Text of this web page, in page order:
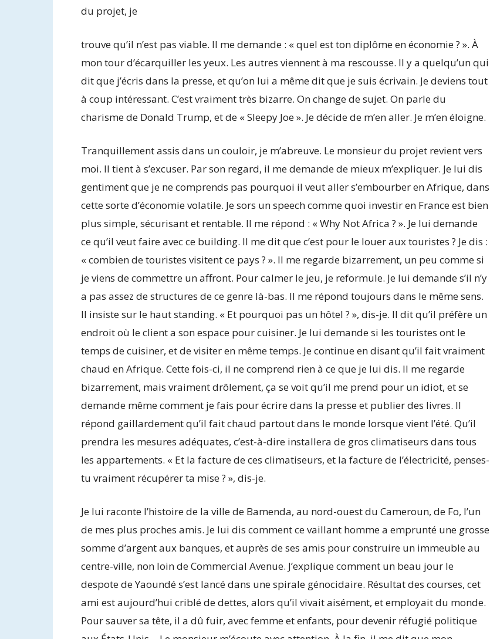
du projet, je
trouve qu’il n’est pas viable. Il me demande : « quel est ton diplôme en économie ? ». À
mon tour d’écarquiller les yeux. Les autres viennent à ma rescousse. Il y a quelqu’un qui
dit que j’écris dans la presse, et qu’on lui a même dit que je suis écrivain. Je deviens tout
à coup intéressant. C’est vraiment très bizarre. On change de sujet. On parle du
charisme de Donald Trump, et de « Sleepy Joe ». Je décide de m’en aller. Je m’en éloigne.
Tranquillement assis dans un couloir, je m’abreuve. Le monsieur du projet revient vers
moi. Il tient à s’excuser. Par son regard, il me demande de mieux m’expliquer. Je lui dis
gentiment que je ne comprends pas pourquoi il veut aller s’embourber en Afrique, dans
cette sorte d’économie volatile. Je sors un speech comme quoi investir en France est bien
plus simple, sécurisant et rentable. Il me répond : « Why Not Africa ? ». Je lui demande
ce qu’il veut faire avec ce building. Il me dit que c’est pour le louer aux touristes ? Je dis :
« combien de touristes visitent ce pays ? ». Il me regarde bizarrement, un peu comme si
je viens de commettre un affront. Pour calmer le jeu, je reformule. Je lui demande s’il n’y
a pas assez de structures de ce genre là-bas. Il me répond toujours dans le même sens.
Il insiste sur le haut standing. « Et pourquoi pas un hôtel ? », dis-je. Il dit qu’il préfère un
endroit où le client a son espace pour cuisiner. Je lui demande si les touristes ont le
temps de cuisiner, et de visiter en même temps. Je continue en disant qu’il fait vraiment
chaud en Afrique. Cette fois-ci, il ne comprend rien à ce que je lui dis. Il me regarde
bizarrement, mais vraiment drôlement, ça se voit qu’il me prend pour un idiot, et se
demande même comment je fais pour écrire dans la presse et publier des livres. Il
répond gaillardement qu’il fait chaud partout dans le monde lorsque vient l’été. Qu’il
prendra les mesures adéquates, c’est-à-dire installera de gros climatiseurs dans tous
les appartements. « Et la facture de ces climatiseurs, et la facture de l’électricité, penses-
tu vraiment récupérer ta mise ? », dis-je.
Je lui raconte l’histoire de la ville de Bamenda, au nord-ouest du Cameroun, de Fo, l’un
de mes plus proches amis. Je lui dis comment ce vaillant homme a emprunté une grosse
somme d’argent aux banques, et auprès de ses amis pour construire un immeuble au
centre-ville, non loin de Commercial Avenue. J’explique comment un beau jour le
despote de Yaoundé s’est lancé dans une spirale génocidaire. Résultat des courses, cet
ami est aujourd’hui criblé de dettes, alors qu’il vivait aisément, et employait du monde.
Pour sauver sa tête, il a dû fuir, avec femme et enfants, pour devenir réfugié politique